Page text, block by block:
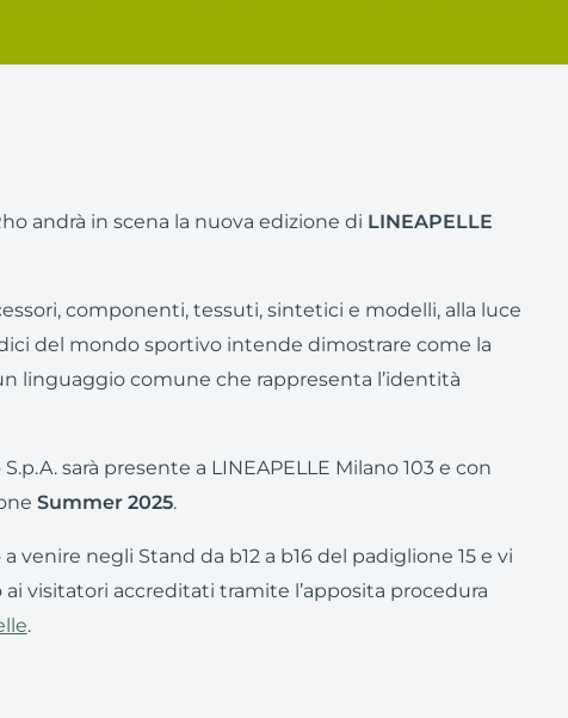
andrà in scena la nuova edizione di LINEAPELLE
componenti, tessuti, sintetici e modelli, alla luce
del mondo sportivo intende dimostrare come la
linguaggio comune che rappresenta l’identità
sarà presente a LINEAPELLE Milano 103 e con
Summer 2025.
venire negli Stand da b12 a b16 del padiglione 15 e vi
ai visitatori accreditati tramite l’apposita procedura
.